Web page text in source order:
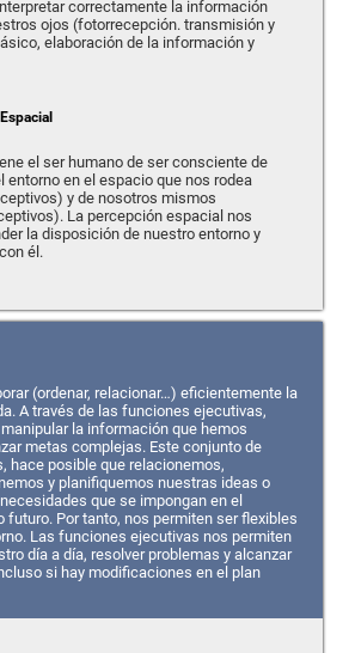
correctamente la información
ojos (fotorrecepción. transmisión y
elaboración de la información y
el ser humano de ser consciente de
entorno en el espacio que nos rodea
y de nosotros mismos
La percepción espacial nos
la disposición de nuestro entorno y
él.
(ordenar, relacionar…) eficientemente la
A través de las funciones ejecutivas,
la información que hemos
metas complejas. Este conjunto de
hace posible que relacionemos,
y planifiquemos nuestras ideas o
que se impongan en el
futuro. Por tanto, nos permiten ser flexibles
Las funciones ejecutivas nos permiten
día a día, resolver problemas y alcanzar
si hay modificaciones en el plan